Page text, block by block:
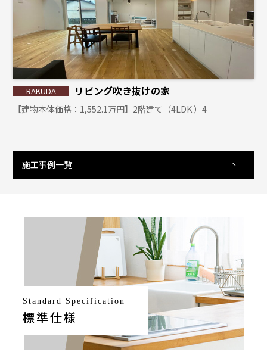
リビング吹き抜けの家
【建物本体価格：1,552.1万円】2階建て（4LDK ）4
施工事例一覧
Standard Specification
標準仕様